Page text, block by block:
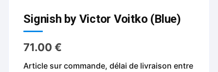
Signish by Victor Voitko (Blue)
71.00€
Article sur commande, délai de livraison entre